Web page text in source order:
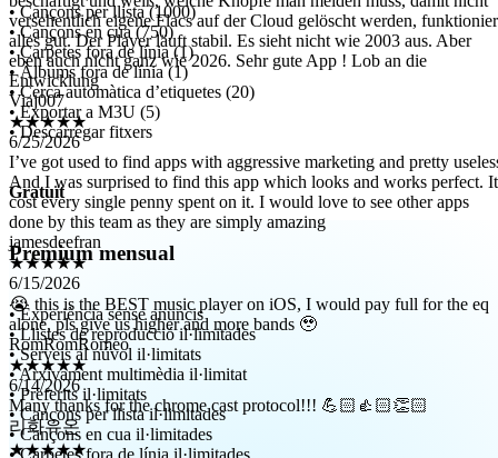
alles gut. Der Player läuft stabil. Es sieht nicht wie 2003 aus. Aber
eben auch nicht ganz wie 2026. Sehr gute App ! Lob an die
Entwicklung
Viaj007
★★★★★
6/25/2026
I’ve got used to find apps with aggressive marketing and pretty
And I was surprised to find this app which looks and works perfect. It
cost every single penny spent on it. I would love to see other apps
done by this team as they are simply amazing
jamesdeefran
★★★★★
6/15/2026
😭 this is the BEST music player on iOS, I would pay full for the eq
alone, pls give us higher and more bands 🥹
RomRomRomeo
★★★★★
6/14/2026
Many thanks for the chrome cast protocol!!! 💪🏻👍🏻👏🏻
리화유온
★★★★★
6/11/2026
• Cançons per llista (1000)
• Cançons en cua (750)
• Carpetes fora de línia (1)
• Àlbums fora de línia (1)
• Cerca automàtica d’etiquetes (20)
• Exportar a M3U (5)
• Descarregar fitxers
Gratuït
Premium mensual
• Experiència sense anuncis
• Llistes de reproducció il·limitades
• Serveis al núvol il·limitats
• Arxivament multimèdia il·limitat
• Preferits il·limitats
• Cançons per llista il·limitades
• Cançons en cua il·limitades
• Carpetes fora de línia il·limitades